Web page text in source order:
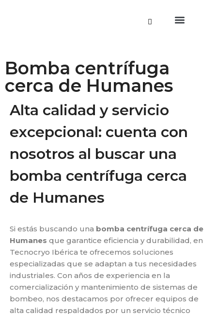
Bomba centrífuga
cerca de Humanes
Alta calidad y servicio
excepcional: cuenta con
nosotros al buscar una
bomba centrífuga cerca
de Humanes
Si estás buscando una bomba centrífuga cerca de
Humanes que garantice eficiencia y durabilidad, en
Tecnocryo Ibérica te ofrecemos soluciones
especializadas que se adaptan a tus necesidades
industriales. Con años de experiencia en la
comercialización y mantenimiento de sistemas de
bombeo, nos destacamos por ofrecer equipos de
alta calidad respaldados por un servicio técnico